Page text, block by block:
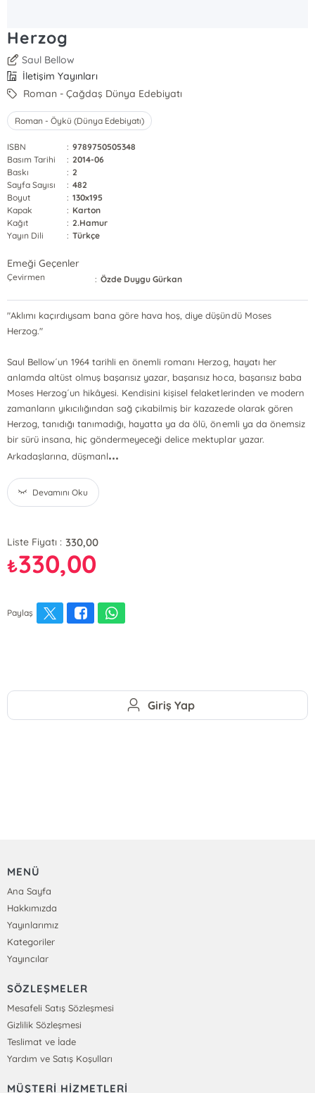
Herzog
Saul Bellow
İletişim Yayınları
Roman - Çağdaş Dünya Edebiyatı
Roman - Öykü (Dünya Edebiyatı)
ISBN : 9789750505348
Basım Tarihi
: 2014-06
Baskı
: 2
Sayfa Sayısı
: 482
Boyut
: 130x195
Kapak
: Karton
Kağıt
: 2.Hamur
Yayın Dili
: Türkçe
Emeği Geçenler
Çevirmen : Özde Duygu Gürkan
"Aklımı kaçırdıysam bana göre hava hoş, diye düşündü Moses
Herzog."
Saul Bellow´un 1964 tarihli en önemli romanı Herzog, hayatı her
anlamda altüst olmuş başarısız yazar, başarısız hoca, başarısız baba
Moses Herzog´un hikâyesi. Kendisini kişisel felaketlerinden ve modern
zamanların yıkıcılığından sağ çıkabilmiş bir kazazede olarak gören
Herzog, tanıdığı tanımadığı, hayatta ya da ölü, önemli ya da önemsiz
bir sürü insana, hiç göndermeyeceği delice mektuplar yazar.
Arkadaşlarına, düşmanl...
Devamını Oku
Liste Fiyatı : 330,00
₺330,00
Paylaş
Giriş Yap
MENÜ
Ana Sayfa
Hakkımızda
Yayınlarımız
Kategoriler
Yayıncılar
SÖZLEŞMELER
Mesafeli Satış Sözleşmesi
Gizlilik Sözleşmesi
Teslimat ve İade
Yardım ve Satış Koşulları
MÜŞTERİ HİZMETLERİ